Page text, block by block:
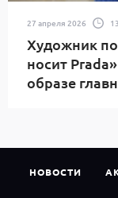
27 апреля 2026
Художник
носит
образе
НОВОСТИ